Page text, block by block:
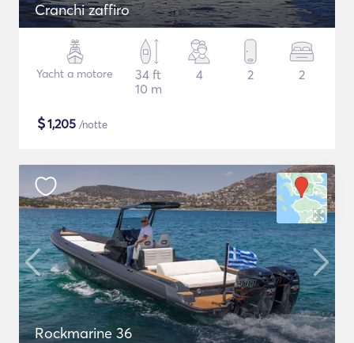
Cranchi zaffiro
Yacht a motore
34 ft
10 m
4 2 2
$1,205 /notte
Rockmarine 36